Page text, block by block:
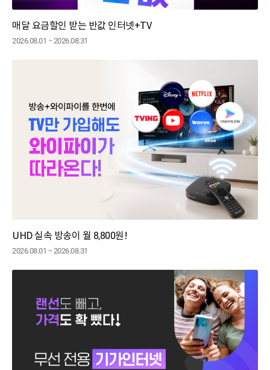
매달 요금할인 받는 반값 인터넷+TV
2026.08.01 ~ 2026.08.31
UHD 실속 방송이 월 8,800원!
2026.08.01 ~ 2026.08.31